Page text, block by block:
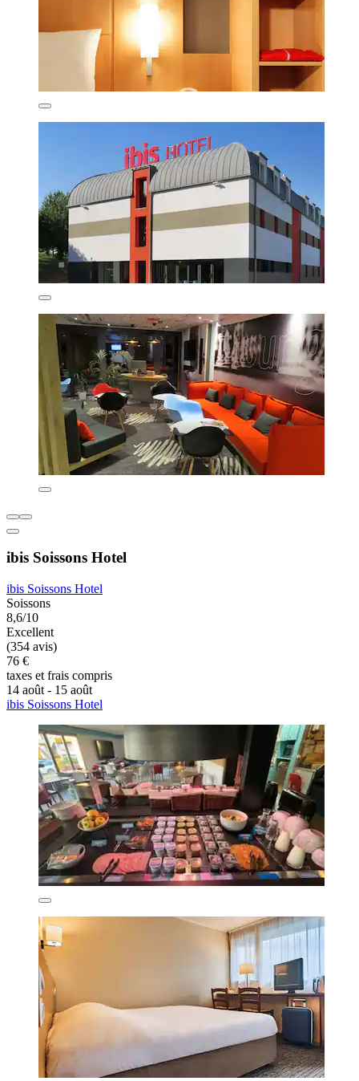
ibis Soissons Hotel
ibis Soissons Hotel
Soissons
8,6/10
Excellent
(354 avis)
76 €
taxes et frais compris
14 août - 15 août
ibis Soissons Hotel